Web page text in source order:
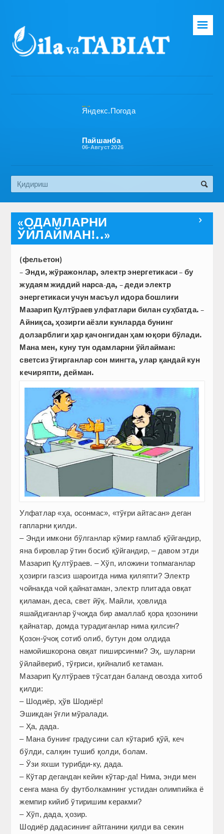
Бош саҳифа
Эко медиа
☰
Пайшанба
06-Август 2026

«ОДАМЛАРНИ
ЎЙЛАЙМАН!..»
(фельетон)
– Энди, жўражонлар, электр энергетикаси – бу
жудаям жиддий нарса-да, – деди электр
энергетикаси учун масъул идора бошлиғи
Мазарип Қултўраев улфатлари билан суҳбатда. –
Айниқса, ҳозирги аёзли кунларда бунинг
долзарблиги ҳар қачонгидан ҳам юқори бўлади.
Мана мен, куну тун одамларни ўйлайман:
светсиз ўтирганлар сон мингта, улар қандай кун
кечиряпти, дейман.
Улфатлар «ҳа, осонмас», «тўғри айтасан» деган
гапларни қилди.
– Энди имкони бўлганлар кўмир ғамлаб қўйгандир,
яна бировлар ўтин босиб қўйгандир, – давом этди
Мазарип Қултўраев. – Хўп, иложини топмаганлар
ҳозирги газсиз шароитда нима қиляпти? Электр
чойнакда чой қайнатаман, электр плитада овқат
қиламан, деса, свет йўқ. Майли, ҳовлида
яшайдиганлар ўчоқда бир амаллаб қора қозонини
қайнатар, домда турадиганлар нима қилсин?
Қозон-ўчоқ сотиб олиб, бутун дом олдида
намойишкорона овқат пиширсинми? Эҳ, шуларни
ўйлайвериб, тўғриси, қийналиб кетаман.
Мазарип Қултўраев тўсатдан баланд овозда хитоб
қилди:
– Шодиёр, ҳўв Шодиёр!
Эшикдан ўғли мўралади.
– Ҳа, дада.
– Мана бунинг градусини сал кўтариб қўй, кеч
бўлди, салқин тушиб қолди, болам.
– Ўзи яхши турибди-ку, дада.
– Кўтар дегандан кейин кўтар-да! Нима, энди мен
сенга мана бу футболкамнинг устидан олимпийка ё
жемпир кийиб ўтиришим керакми?
– Хўп, дада, ҳозир.
Шодиёр дадасининг айтганини қилди ва секин